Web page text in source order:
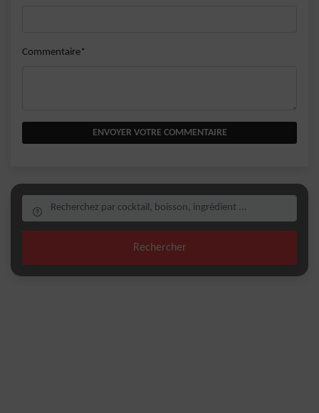
Commentaire*
ENVOYER VOTRE COMMENTAIRE
Rechercher